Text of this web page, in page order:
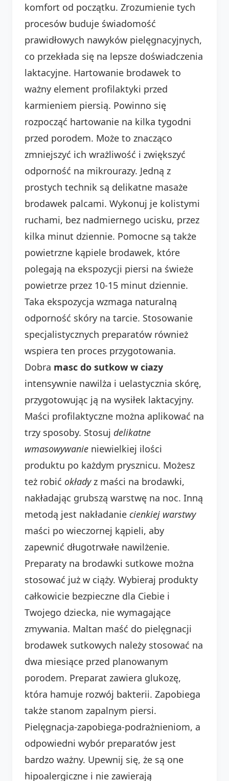
komfort od początku. Zrozumienie tych
procesów buduje świadomość
prawidłowych nawyków pielęgnacyjnych,
co przekłada się na lepsze doświadczenia
laktacyjne. Hartowanie brodawek to
ważny element profilaktyki przed
karmieniem piersią. Powinno się
rozpocząć hartowanie na kilka tygodni
przed porodem. Może to znacząco
zmniejszyć ich wrażliwość i zwiększyć
odporność na mikrourazy. Jedną z
prostych technik są delikatne masaże
brodawek palcami. Wykonuj je kolistymi
ruchami, bez nadmiernego ucisku, przez
kilka minut dziennie. Pomocne są także
powietrzne kąpiele brodawek, które
polegają na ekspozycji piersi na świeże
powietrze przez 10-15 minut dziennie.
Taka ekspozycja wzmaga naturalną
odporność skóry na tarcie. Stosowanie
specjalistycznych preparatów również
wspiera ten proces przygotowania.
Dobra masc do sutkow w ciazy
intensywnie nawilża i uelastycznia skórę,
przygotowując ją na wysiłek laktacyjny.
Maści profilaktyczne można aplikować na
trzy sposoby. Stosuj delikatne
wmasowywanie niewielkiej ilości
produktu po każdym prysznicu. Możesz
też robić okładyz maści na brodawki,
nakładając grubszą warstwę na noc. Inną
metodą jest nakładanie cienkiej warstwy
maści po wieczornej kąpieli, aby
zapewnić długotrwałe nawilżenie.
Preparaty na brodawki sutkowe można
stosować już w ciąży. Wybieraj produkty
całkowicie bezpieczne dla Ciebie i
Twojego dziecka, nie wymagające
zmywania. Maltan maść do pielęgnacji
brodawek sutkowych należy stosować na
dwa miesiące przed planowanym
porodem. Preparat zawiera glukozę,
która hamuje rozwój bakterii. Zapobiega
także stanom zapalnym piersi.
Pielęgnacja-zapobiega-podrażnieniom, a
odpowiedni wybór preparatów jest
bardzo ważny. Upewnij się, że są one
hipoalergiczne i nie zawierają